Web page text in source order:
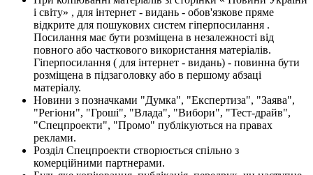
і світу» , для інтернет - видань - обов'язкове пряме
відкрите для пошукових систем гіперпосилання .
Посилання має бути розміщена в незалежності від
повного або часткового використання матеріалів.
Гіперпосилання ( для інтернет - видань) - повинна бути
розміщена в підзаголовку або в першому абзаці
матеріалу.
Новини з позначками "Думка", "Експертиза", "Заява",
"Регіони", "Гроші", "Влада", "Вибори", "Тест-драйв",
"Спецпроекти", "Промо" публікуються на правах
реклами.
Розділ Спецпроекти створюється спільно з
комерційними партнерами.